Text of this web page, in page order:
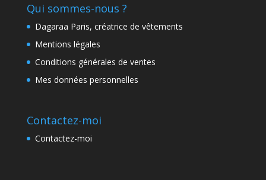
Qui sommes-nous ?
Dagaraa Paris, créatrice de vêtements
Mentions légales
Conditions générales de ventes
Mes données personnelles
Contactez-moi
Contactez-moi